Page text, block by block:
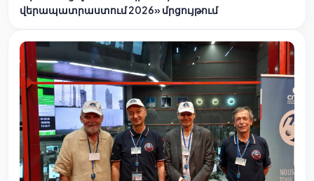
վերապատրաստում 2026» մրցույթում